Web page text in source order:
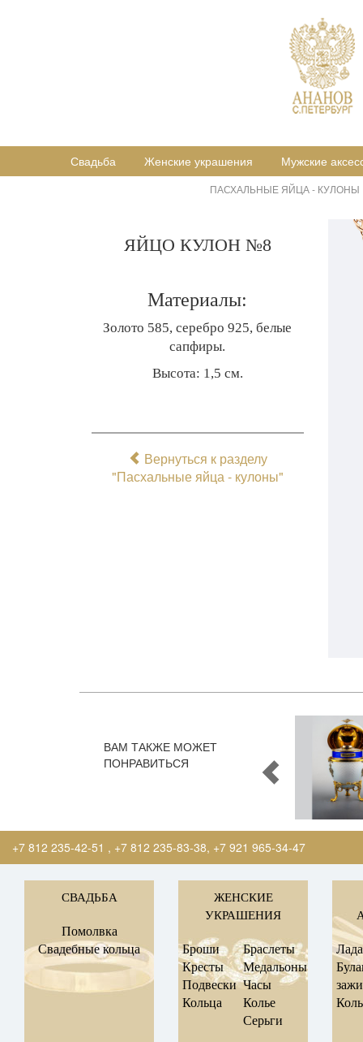
Свадьба Женские украшения Мужские
ПАСХАЛЬНЫЕ ЯЙЦА - КУЛОНЫ
ЯЙЦО КУЛОН №8
Материалы:
Золото 585, серебро 925, белые
сапфиры.
Высота: 1,5 см.
Вернуться к разделу
"Пасхальные яйца - кулоны"
ВАМ ТАКЖЕ МОЖЕТ
ПОНРАВИТЬСЯ
+7 812 235-42-51 , +7 812 235-83-38, +7 921 965-34-47
СВАДЬБА
Помолвка
Свадебные кольца
ЖЕНСКИЕ
УКРАШЕНИЯ
Браслеты
Броши
Медальоны
Кресты
Часы
Подвески
Колье
Кольца
Серьги